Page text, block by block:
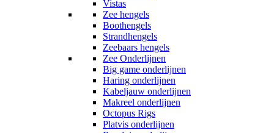
Vistas
Zee hengels
Boothengels
Strandhengels
Zeebaars hengels
Zee Onderlijnen
Big game onderlijnen
Haring onderlijnen
Kabeljauw onderlijnen
Makreel onderlijnen
Octopus Rigs
Platvis onderlijnen